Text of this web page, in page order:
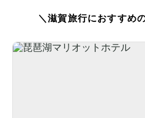
＼滋賀旅行におすすめ